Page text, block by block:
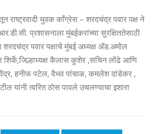
राष्ट्रवादी युवक काँग्रेस – शरदचंद्र पवार पक्ष ने
प्रशासनाला मुंबईकरांच्या सुरक्षिततेसाठी
शरदचंद्र पवार पक्षाचे मुंबई अध्यक्ष ॲड.अमोल
शिर्के,जिल्हाध्यक्ष कैलास कुशेर ,सचिन लोंढे आणि
हनीफ पटेल, वैभव पांचाळ, कमलेश दांडेकर ,
यांनी त्वरित ठोस पावले उचलण्याचा इशारा